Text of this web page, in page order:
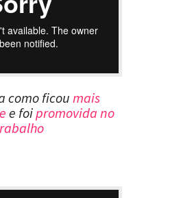
como ficou mais
e foipromovida no